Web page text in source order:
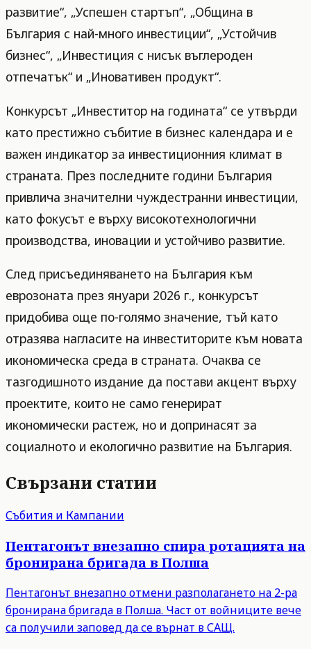
развитие“, „Успешен стартъп“, „Община в
България с най-много инвестиции“, „Устойчив
бизнес“, „Инвестиция с нисък въглероден
отпечатък“ и „Иновативен продукт“.
Конкурсът „Инвеститор на годината“ се утвърди
като престижно събитие в бизнес календара и е
важен индикатор за инвестиционния климат в
страната. През последните години България
привлича значителни чуждестранни инвестиции,
като фокусът е върху високотехнологични
производства, иновации и устойчиво развитие.
След присъединяването на България към
еврозоната през януари 2026 г., конкурсът
придобива още по-голямо значение, тъй като
отразява нагласите на инвеститорите към новата
икономическа среда в страната. Очаква се
тазгодишното издание да постави акцент върху
проектите, които не само генерират
икономически растеж, но и допринасят за
социалното и екологично развитие на България.
Свързани статии
Събития и Кампании
Пентагонът внезапно спира ротацията на
бронирана бригада в Полша
Пентагонът внезапно отмени разполагането на 2-ра
бронирана бригада в Полша. Част от войниците вече
са получили заповед да се върнат в САЩ.